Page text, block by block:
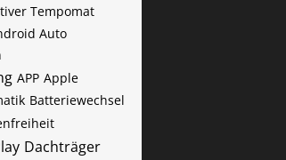
Tempomat
Auto
APP Apple
Batteriewechsel
Dachträger